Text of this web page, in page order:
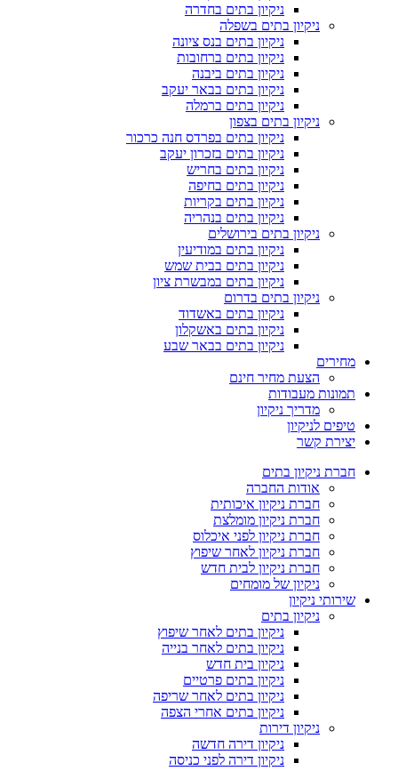
ניקיון בתים בחדרה
ניקיון בתים בשפלה
ניקיון בתים בנס ציונה
ניקיון בתים ברחובות
ניקיון בתים ביבנה
ניקיון בתים בבאר יעקב
ניקיון בתים ברמלה
ניקיון בתים בצפון
ניקיון בתים בפרדס חנה כרכור
ניקיון בתים בזכרון יעקב
ניקיון בתים בחריש
ניקיון בתים בחיפה
ניקיון בתים בקריות
ניקיון בתים בנהריה
ניקיון בתים בירושלים
ניקיון בתים במודיעין
ניקיון בתים בבית שמש
ניקיון בתים במבשרת ציון
ניקיון בתים בדרום
ניקיון בתים באשדוד
ניקיון בתים באשקלון
ניקיון בתים בבאר שבע
מחירים
הצעת מחיר חינם
תמונות מעבודות
מדריך ניקיון
טיפים לניקיון
יצירת קשר
חברת ניקיון בתים
אודות החברה
חברת ניקיון איכותית
חברת ניקיון מומלצת
חברת ניקיון לפני איכלוס
חברת ניקיון לאחר שיפוץ
חברת ניקיון לבית חדש
ניקיון של מומחים
שירותי ניקיון
ניקיון בתים
ניקיון בתים לאחר שיפוץ
ניקיון בתים לאחר בנייה
ניקיון בית חדש
ניקיון בתים פרטיים
ניקיון בתים לאחר שריפה
ניקיון בתים אחרי הצפה
ניקיון דירות
ניקיון דירה חדשה
ניקיון דירה לפני כניסה